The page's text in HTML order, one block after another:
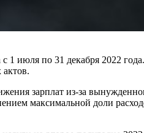
июля по 31 декабря 2022
зарплат из-за
максимальной доли